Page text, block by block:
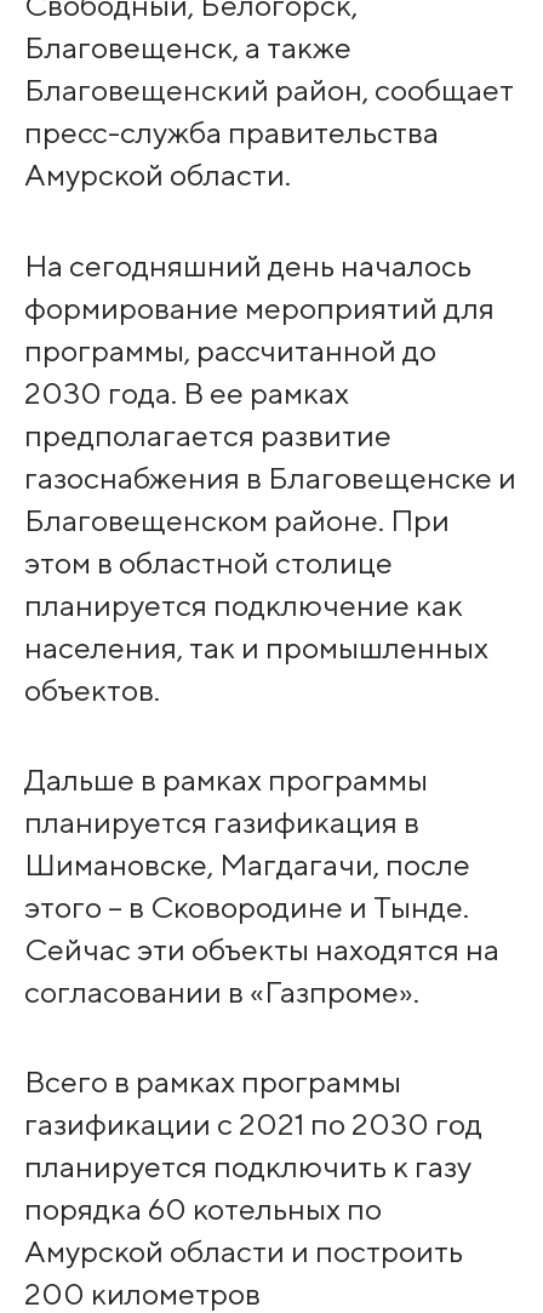
Благовещенск, а также
Благовещенский район, сообщает
пресс-служба правительства
Амурской области.
На сегодняшний день началось
формирование мероприятий для
программы, рассчитанной до
2030 года. В ее рамках
предполагается развитие
газоснабжения в Благовещенске и
Благовещенском районе. При
этом в областной столице
планируется подключение как
населения, так и промышленных
объектов.
Дальше в рамках программы
планируется газификация в
Шимановске, Магдагачи, после
этого – в Сковородине и Тынде.
Сейчас эти объекты находятся на
согласовании в «Газпроме».
Всего в рамках программы
газификации с 2021 по 2030 год
планируется подключить к газу
порядка 60 котельных по
Амурской области и построить
200 километров